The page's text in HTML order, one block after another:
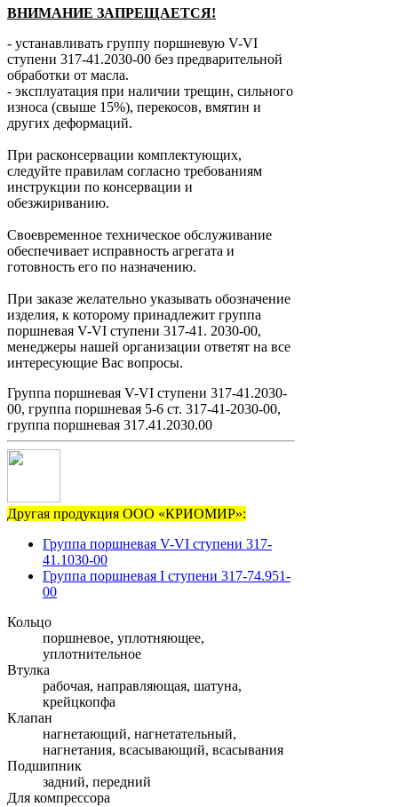
ВНИМАНИЕ ЗАПРЕЩАЕТСЯ!
- устанавливать группу поршневую V-VI
ступени 317-41.2030-00 без предварительной
обработки от масла.
- эксплуатация при наличии трещин, сильного
износа (свыше 15%), перекосов, вмятин и
других деформаций.
При расконсервации комплектующих,
следуйте правилам согласно требованиям
инструкции по консервации и
обезжириванию.
Своевременное техническое обслуживание
обеспечивает исправность агрегата и
готовность его по назначению.
При заказе желательно указывать обозначение
изделия, к которому принадлежит группа
поршневая V-VI ступени 317-41. 2030-00,
менеджеры нашей организации ответят на все
интересующие Вас вопросы.
Группа поршневая V-VI ступени 317-41.2030-
00, группа поршневая 5-6 ст. 317-41-2030-00,
группа поршневая 317.41.2030.00
Другая продукция ООО «КРИОМИР»:
Группа поршневая V-VI ступени 317-
41.1030-00
Группа поршневая I ступени 317-74.951-
00
Кольцо
поршневое, уплотняющее,
уплотнительное
Втулка
рабочая, направляющая, шатуна,
крейцкопфа
Клапан
нагнетающий, нагнетательный,
нагнетания, всасывающий, всасывания
Подшипник
задний, передний
Для компрессора